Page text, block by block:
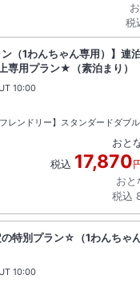
税
ン（1わんちゃん専用）】連
専用プラン★（素泊まり）
ンチェックアウト
10:00
フレンドリー】スタンダードダブ
おと
税込 17,870
おと
税込
の特別プラン☆（1わんちゃ
ンチェックアウト
10:00